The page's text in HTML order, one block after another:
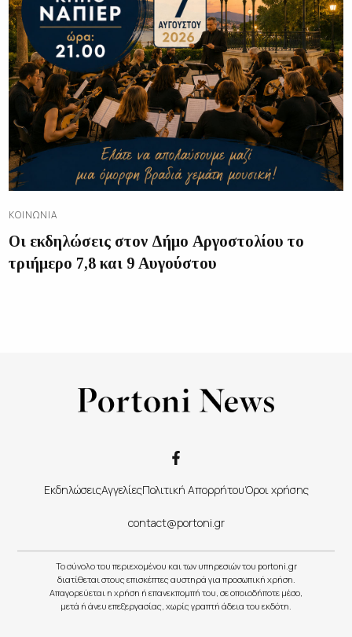
ΚΟΙΝΩΝΊΑ
Οι εκδηλώσεις στον Δήμο Αργοστολίου το
τριήμερο 7,8 και 9 Αυγούστου
ΕκδηλώσειςΑγγελίεςΠολιτική ΑπορρήτουΌροι χρήσης
contact@portoni.gr
Το σύνολο του περιεχομένου και των υπηρεσιών του portoni.gr
διατίθεται στους επισκέπτες αυστηρά για προσωπική χρήση.
Απαγορεύεται η χρήση ή επανεκπομπή του, σε οποιοδήποτε μέσο,
μετά ή άνευ επεξεργασίας, χωρίς γραπτή άδεια του εκδότη.